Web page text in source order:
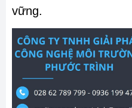
vững.